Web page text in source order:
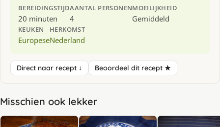
BEREIDINGSTIJD
20 minuten
AANTAL PERSONEN
4
MOEILIJKHEID
Gemiddeld
KEUKEN
Europese
HERKOMST
Nederland
Direct naar recept ↓ Beoordeel dit recept ★
Misschien ook lekker